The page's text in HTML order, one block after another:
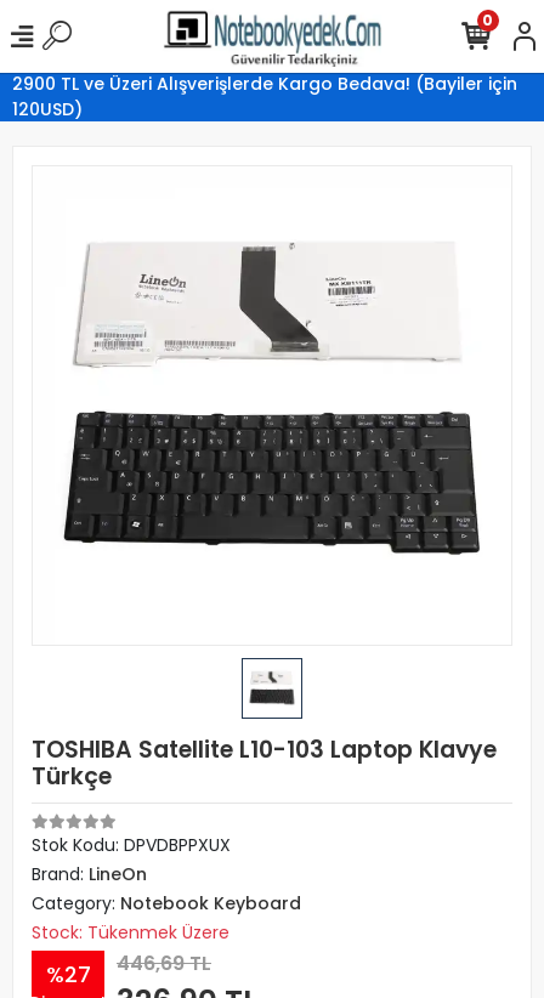
2900 TL ve Üzeri Alışverişlerde Kargo Bedava! (Bayiler için
120USD)
0
TOSHIBA Satellite L10-103 Laptop Klavye
Türkçe
Stok Kodu: DPVDBPPXUX
Brand: LineOn
Category: Notebook Keyboard
Stock: Tükenmek Üzere
%27 446,69 TL